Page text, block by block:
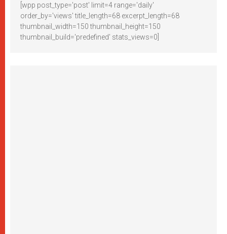
[wpp post_type='post' limit=4 range='daily'
order_by='views' title_length=68 excerpt_length=68
thumbnail_width=150 thumbnail_height=150
thumbnail_build='predefined' stats_views=0]